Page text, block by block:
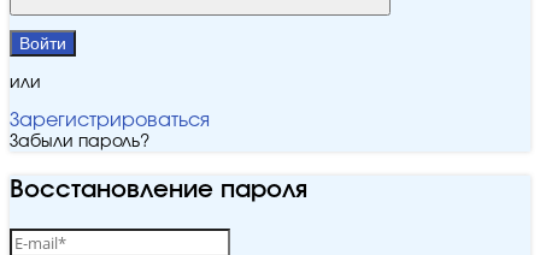
Войти
или
Зарегистрироваться
Забыли пароль?
Восстановление пароля